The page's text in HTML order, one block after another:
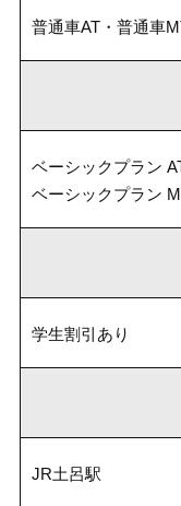
普通車AT・普通車
ベーシックプラン
ベーシックプラン
学生割引あり
JR土呂駅